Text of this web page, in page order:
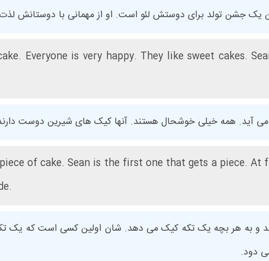
یک جشن تولد برای دوستش لئو است. او از مهمانی با دوستانش
Everyone is very happy. They like sweet cakes.
آید. همه خیلی خوشحال هستند. آنها کیک های شیرین دوست
of cake. Sean is the first one that gets a piece. At
و به هر بچه یک تکه کیک می دهد. شان اولین کسی است که یک
دود.